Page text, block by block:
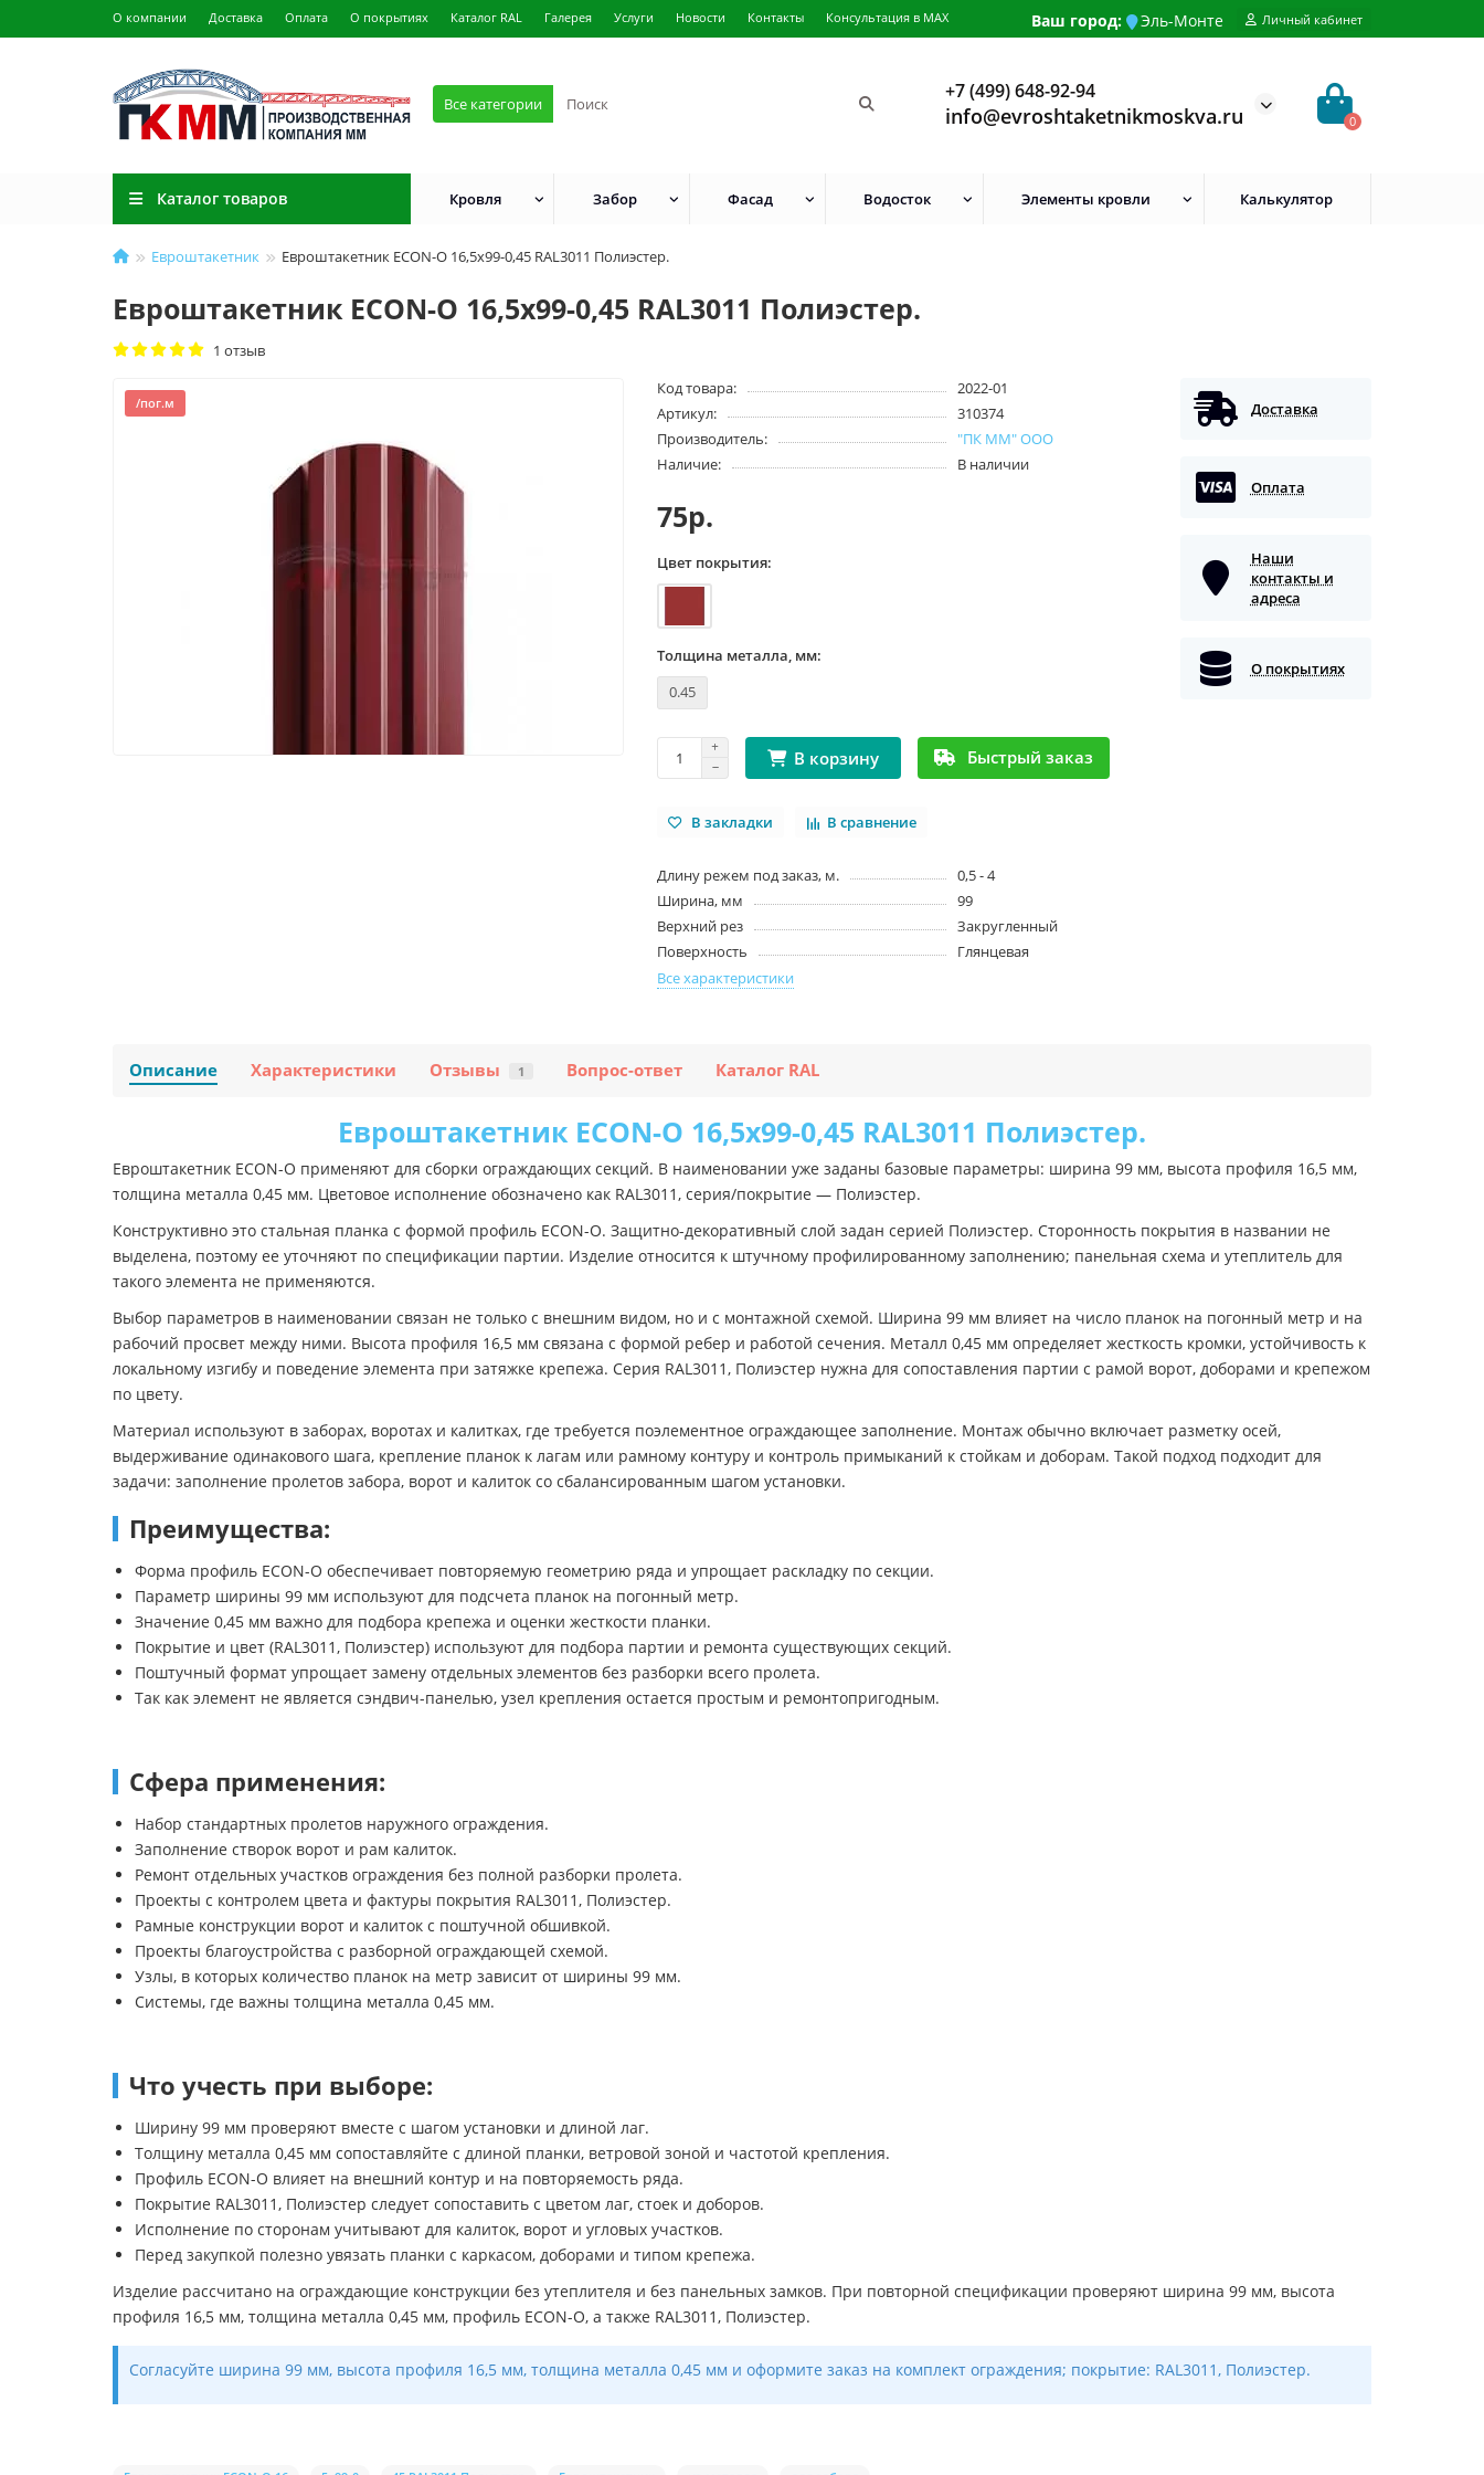
О компании Доставка Оплата О покрытиях Каталог RAL Галерея Услуги Новости Контакты Консультация в MAX Ваш город: Эль-Монте Личный кабинет
Все категории
+7 (499) 648-92-94
info@evroshtaketnikmoskva.ru 0
Каталог товаров Кровля Забор Фасад Водосток Элементы кровли Калькулятор
Евроштакетник Евроштакетник ECON-O 16,5х99-0,45 RAL3011 Полиэстер.
Евроштакетник ECON-O 16,5х99-0,45 RAL3011 Полиэстер.
1 отзыв
/пог.м
Код товара:
2022-01
Артикул:
310374
Производитель:
"ПК ММ" ООО
Наличие:
В наличии
75р.
Цвет покрытия:
Толщина металла, мм:
0.45
В корзину Быстрый заказ
В закладки В сравнение
Длину режем под заказ, м.
0,5 - 4
Ширина, мм
99
Верхний рез
Закругленный
Поверхность
Глянцевая
Все характеристики
Доставка
Оплата
Наши
контакты и
адреса
О покрытиях
Описание Характеристики Отзывы 1 Вопрос-ответ Каталог RAL
Евроштакетник ECON-O 16,5х99-0,45 RAL3011 Полиэстер.
Евроштакетник ECON-O применяют для сборки ограждающих секций. В наименовании уже заданы базовые параметры: ширина 99 мм, высота профиля 16,5 мм,
толщина металла 0,45 мм. Цветовое исполнение обозначено как RAL3011, серия/покрытие — Полиэстер.
Конструктивно это стальная планка с формой профиль ECON-O. Защитно-декоративный слой задан серией Полиэстер. Сторонность покрытия в названии не
выделена, поэтому ее уточняют по спецификации партии. Изделие относится к штучному профилированному заполнению; панельная схема и утеплитель для
такого элемента не применяются.
Выбор параметров в наименовании связан не только с внешним видом, но и с монтажной схемой. Ширина 99 мм влияет на число планок на погонный метр и на
рабочий просвет между ними. Высота профиля 16,5 мм связана с формой ребер и работой сечения. Металл 0,45 мм определяет жесткость кромки, устойчивость к
локальному изгибу и поведение элемента при затяжке крепежа. Серия RAL3011, Полиэстер нужна для сопоставления партии с рамой ворот, доборами и крепежом
по цвету.
Материал используют в заборах, воротах и калитках, где требуется поэлементное ограждающее заполнение. Монтаж обычно включает разметку осей,
выдерживание одинакового шага, крепление планок к лагам или рамному контуру и контроль примыканий к стойкам и доборам. Такой подход подходит для
задачи: заполнение пролетов забора, ворот и калиток со сбалансированным шагом установки.
Преимущества:
Форма профиль ECON-O обеспечивает повторяемую геометрию ряда и упрощает раскладку по секции.
Параметр ширины 99 мм используют для подсчета планок на погонный метр.
Значение 0,45 мм важно для подбора крепежа и оценки жесткости планки.
Покрытие и цвет (RAL3011, Полиэстер) используют для подбора партии и ремонта существующих секций.
Поштучный формат упрощает замену отдельных элементов без разборки всего пролета.
Так как элемент не является сэндвич-панелью, узел крепления остается простым и ремонтопригодным.
Сфера применения:
Набор стандартных пролетов наружного ограждения.
Заполнение створок ворот и рам калиток.
Ремонт отдельных участков ограждения без полной разборки пролета.
Проекты с контролем цвета и фактуры покрытия RAL3011, Полиэстер.
Рамные конструкции ворот и калиток с поштучной обшивкой.
Проекты благоустройства с разборной ограждающей схемой.
Узлы, в которых количество планок на метр зависит от ширины 99 мм.
Системы, где важны толщина металла 0,45 мм.
Что учесть при выборе:
Ширину 99 мм проверяют вместе с шагом установки и длиной лаг.
Толщину металла 0,45 мм сопоставляйте с длиной планки, ветровой зоной и частотой крепления.
Профиль ECON-O влияет на внешний контур и на повторяемость ряда.
Покрытие RAL3011, Полиэстер следует сопоставить с цветом лаг, стоек и доборов.
Исполнение по сторонам учитывают для калиток, ворот и угловых участков.
Перед закупкой полезно увязать планки с каркасом, доборами и типом крепежа.
Изделие рассчитано на ограждающие конструкции без утеплителя и без панельных замков. При повторной спецификации проверяют ширина 99 мм, высота
профиля 16,5 мм, толщина металла 0,45 мм, профиль ECON-O, а также RAL3011, Полиэстер.
Согласуйте ширина 99 мм, высота профиля 16,5 мм, толщина металла 0,45 мм и оформите заказ на комплект ограждения; покрытие: RAL3011, Полиэстер.